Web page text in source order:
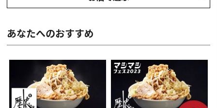
あなたへのおすすめ